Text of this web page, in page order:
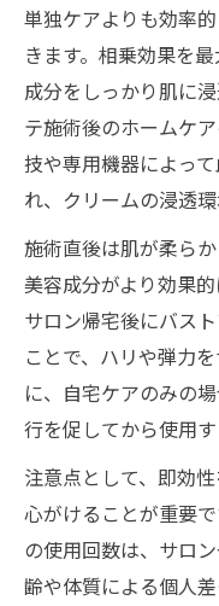
単独ケアよりも効率
きます。相乗効果を
成分をしっかり肌に
テ施術後のホームケ
技や専用機器によっ
れ、クリームの浸透環
施術直後は肌が柔ら
美容成分がより効果
サロン帰宅後にバス
ことで、ハリや弾力
に、自宅ケアのみの
行を促してから使用
注意点として、即効
心がけることが重要
の使用回数は、サロ
齢や体質による個人